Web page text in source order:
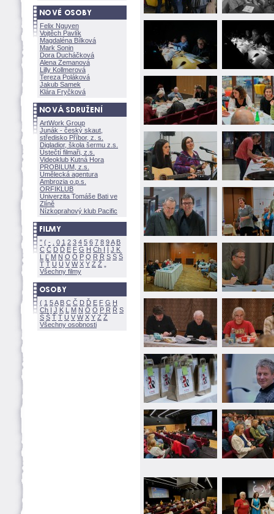
Felix Nguyen
Vojtěch Pavlík
Magdaléna Bílkov
Mark Sonin
Dora Ducháčkov
Alena Zemanov
Lilly Kollmerov
Tereza Polákov
Jakub Samek
Klára Fryčkov
ArtWork Group
Junák - český skaut,
středisko Příbor, z. s.
Digladior, škola šermu z.s.
Ústečtí filmaři, z.s.
Videoklub Kutná Hora
PROBILUM, z.s.
Umělecká agentura
Ambrozia o.p.s.
ORFIKLUB
Univerzita Tomáše Bati ve
Zlíně
Nízkoprahový klub Pacific
" ( - 0 1 2 3 4 5 6 7 8 9A B
C Č D Ď E F G H Ch I Í J K
L
Ľ M N O Ó P Q R Ř S Ś
T Ť U Ú V W X Y Z
Všechny filmy
( 1 5A B C Č D Ď E F G H
Ch I J K L M N Ó O P R Ř S
Ś
Ť T U V W X Y Z
Všechny osobnosti